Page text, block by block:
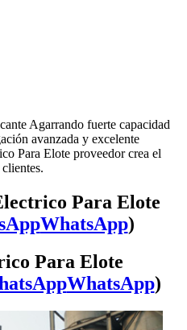
Agarrando fuerte capacidad
avanzada y excelente
Para Elote proveedor crea el
Para Elote
WhatsApp)
Para Elote
WhatsApp)